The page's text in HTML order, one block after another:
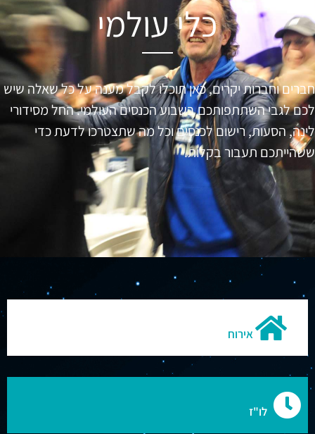
כלי עולמי
חברים וחברות יקרים, כאן תוכלו לקבל מענה על כל שאלה שיש
לכם לגבי השתתפותכם בשבוע הכנסים העולמי. החל מסידורי
לינה, הסעות, רישום לכנסים וכל מה שתצטרכו לדעת כדי
ששהייתכם תעבור בקלות.
אירוח
לו"ז